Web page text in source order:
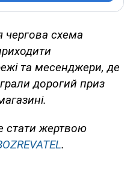
чергова схема
та месенджери, де
дорогий приз
стати жертвою
.